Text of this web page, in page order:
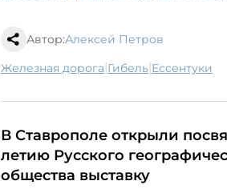
Автор:Алексей Петров
железная дорога| гибель| Ессентуки
В Ставрополе открыли
летию Русского
общества выставку